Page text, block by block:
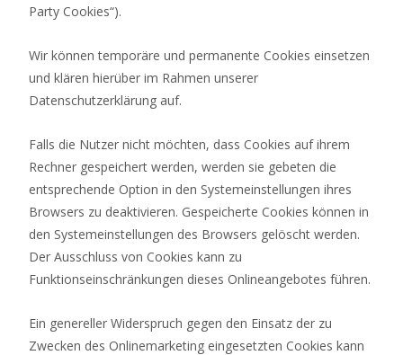
Party Cookies“).
Wir können temporäre und permanente Cookies einsetzen
und klären hierüber im Rahmen unserer
Datenschutzerklärung auf.
Falls die Nutzer nicht möchten, dass Cookies auf ihrem
Rechner gespeichert werden, werden sie gebeten die
entsprechende Option in den Systemeinstellungen ihres
Browsers zu deaktivieren. Gespeicherte Cookies können in
den Systemeinstellungen des Browsers gelöscht werden.
Der Ausschluss von Cookies kann zu
Funktionseinschränkungen dieses Onlineangebotes führen.
Ein genereller Widerspruch gegen den Einsatz der zu
Zwecken des Onlinemarketing eingesetzten Cookies kann